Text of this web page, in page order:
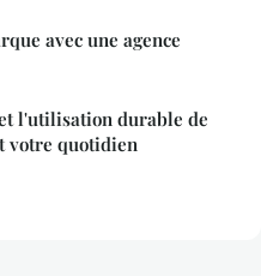
avec une agence
l'utilisation durable de
votre quotidien